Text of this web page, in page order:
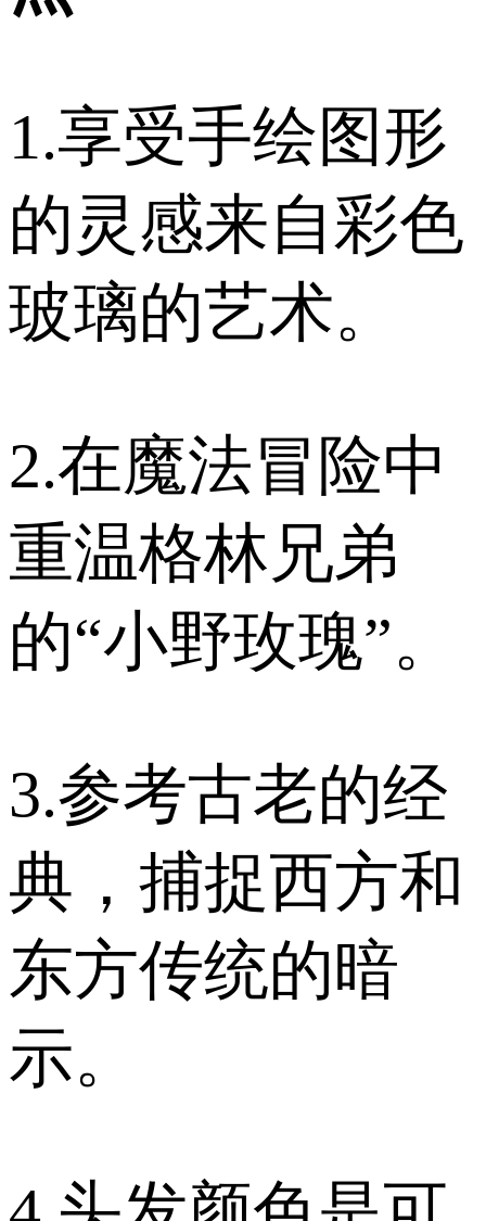
1.享受手绘图形
的灵感来自彩色
玻璃的艺术。
2.在魔法冒险中
重温格林兄弟
的“小野玫瑰”。
3.参考古老的经
典，捕捉西方和
东方传统的暗
示。